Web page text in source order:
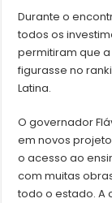
Durante o
todos os
permitiram que a
figurasse no
Latina.
O governador
em novos
o acesso ao
com muitas
todo o estado. A